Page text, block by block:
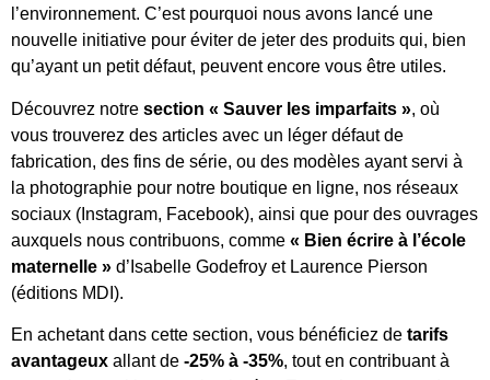
l’environnement. C’est pourquoi nous avons lancé une
nouvelle initiative pour éviter de jeter des produits qui, bien
qu’ayant un petit défaut, peuvent encore vous être utiles.
Découvrez notre section « Sauver les imparfaits », où
vous trouverez des articles avec un léger défaut de
fabrication, des fins de série, ou des modèles ayant servi à
la photographie pour notre boutique en ligne, nos réseaux
sociaux (Instagram, Facebook), ainsi que pour des ouvrages
auxquels nous contribuons, comme « Bien écrire à l’école
maternelle » d’Isabelle Godefroy et Laurence Pierson
(éditions MDI).
En achetant dans cette section, vous bénéficiez de tarifs
avantageux allant de -25% à -35%, tout en contribuant à